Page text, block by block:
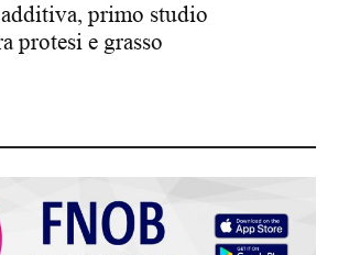
primo studio
protesi e grasso